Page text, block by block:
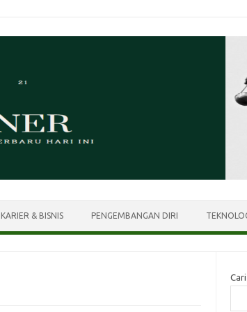
KARIER & BISNIS PENGEMBANGAN DIRI
Cari